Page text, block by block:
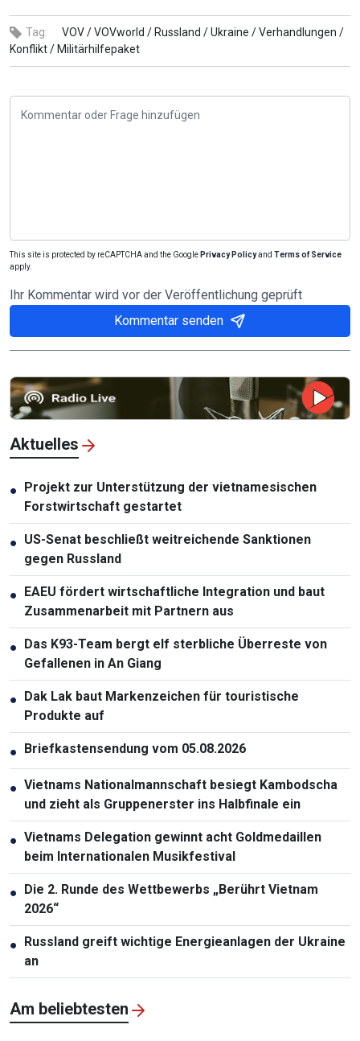
Tag: VOV /VOVworld / Russland /Ukraine /Verhandlungen /
Konflikt / Militärhilfepaket
This site is protected by reCAPTCHA and the Google Privacy Policyand Terms of Service
apply.
Ihr Kommentar wird vor der Veröffentlichung geprüft
Kommentar senden
Aktuelles
● Projekt zur Unterstützung der vietnamesischen
Forstwirtschaft gestartet
● US-Senat beschließt weitreichende Sanktionen
gegen Russland
● EAEU fördert wirtschaftliche Integration und baut
Zusammenarbeit mit Partnern aus
● Das K93-Team bergt elf sterbliche Überreste von
Gefallenen in An Giang
● Dak Lak baut Markenzeichen für touristische
Produkte auf
● Briefkastensendung vom 05.08.2026
● Vietnams Nationalmannschaft besiegt Kambodscha
und zieht als Gruppenerster ins Halbfinale ein
● Vietnams Delegation gewinnt acht Goldmedaillen
beim Internationalen Musikfestival
● Die 2. Runde des Wettbewerbs „Berührt Vietnam
2026“
● Russland greift wichtige Energieanlagen der Ukraine
an
Am beliebtesten